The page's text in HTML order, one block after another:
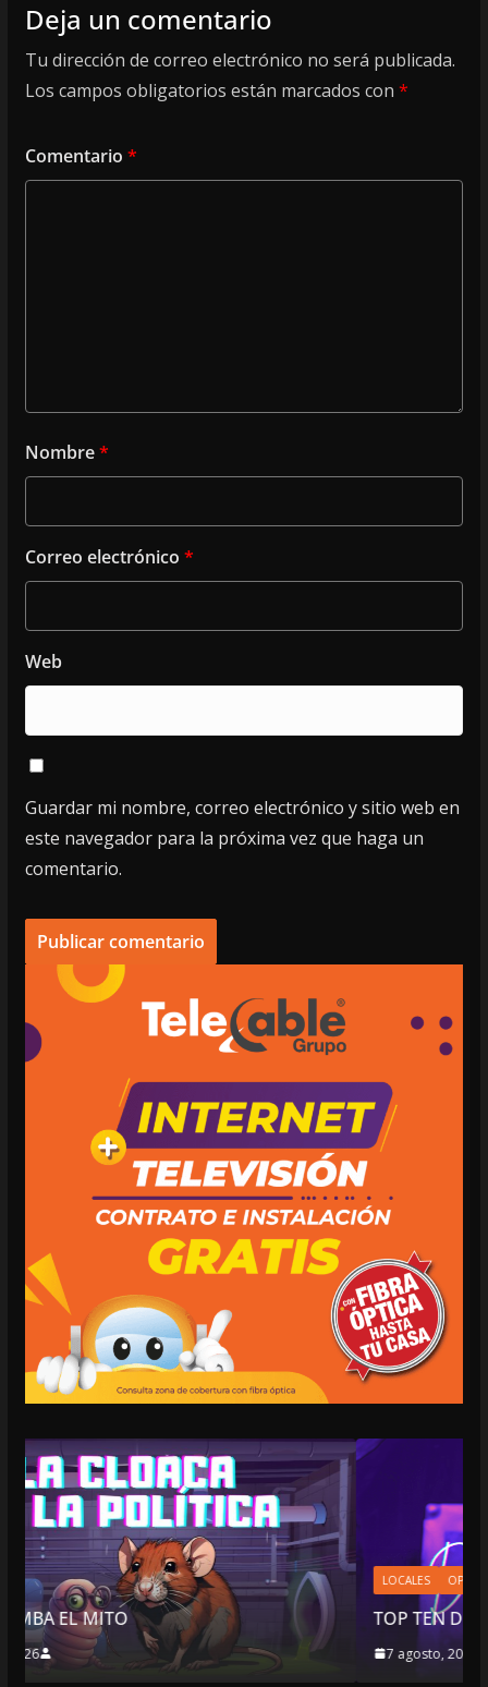
Deja un comentario
Tu dirección de correo electrónico no será publicada.
Los campos obligatorios están marcados con *
Comentario *
Nombre*
Correo electrónico *
Web
Guardar mi nombre, correo electrónico y sitio web en
este navegador para la próxima vez que haga un
comentario.
LOCALES OPINIÓN
TOP TEN DEL REPUDIO
7 agosto, 2026